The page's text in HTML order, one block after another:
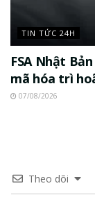
TIN TỨC 24H
FSA Nhật
mã hóa trì
07/08/2026
Theo dõi